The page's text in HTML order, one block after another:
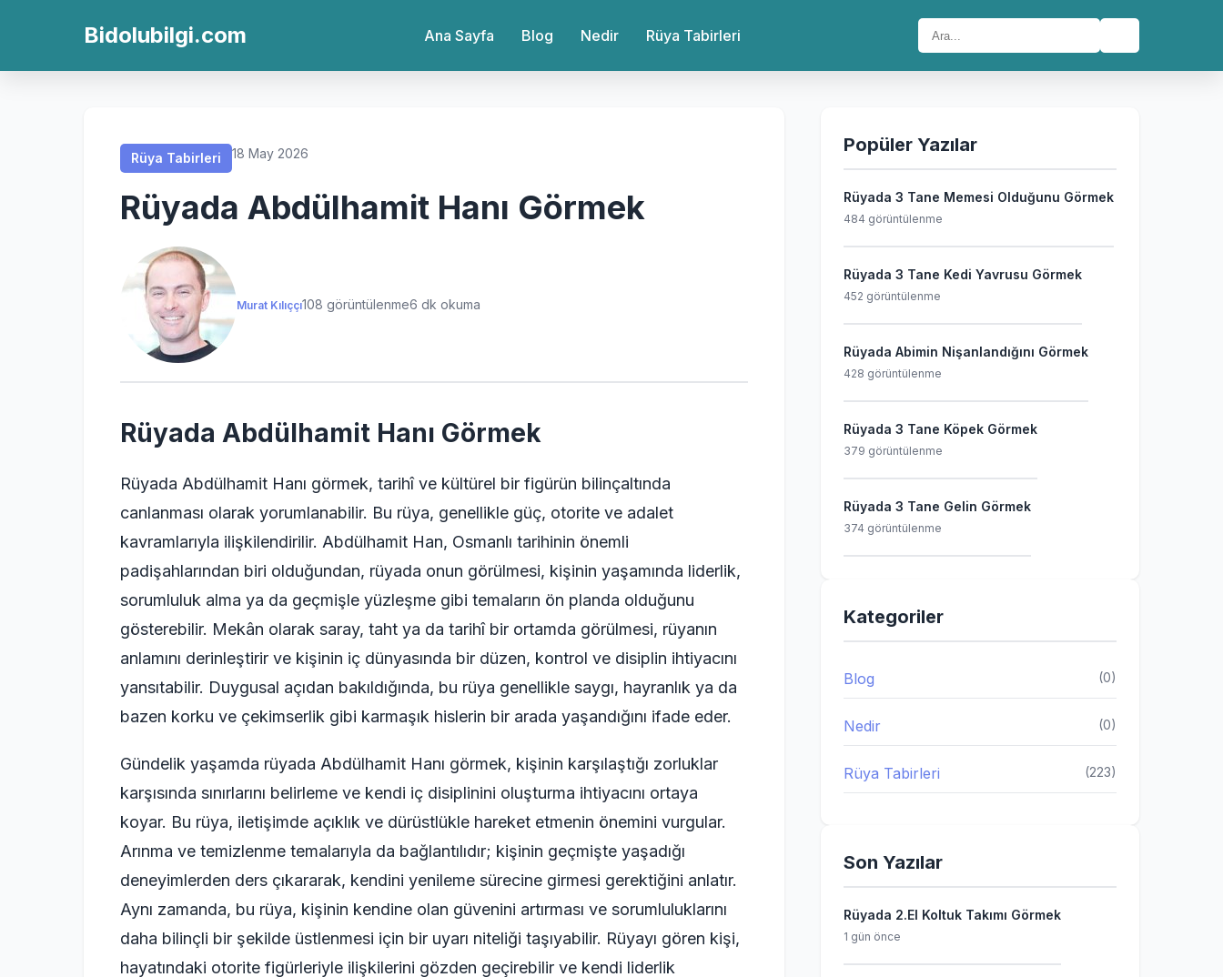
Bidolubilgi.com Ana Sayfa Blog Nedir Rüya Tabirleri
Rüya Tabirleri 18 May 2026
Rüyada Abdülhamit Hanı Görmek
Murat Kılıççı108 görüntülenme6 dk okuma
Rüyada Abdülhamit Hanı Görmek
Rüyada Abdülhamit Hanı görmek, tarihî ve kültürel bir figürün bilinçaltında
canlanması olarak yorumlanabilir. Bu rüya, genellikle güç, otorite ve adalet
kavramlarıyla ilişkilendirilir. Abdülhamit Han, Osmanlı tarihinin önemli
padişahlarından biri olduğundan, rüyada onun görülmesi, kişinin yaşamında liderlik,
sorumluluk alma ya da geçmişle yüzleşme gibi temaların ön planda olduğunu
gösterebilir. Mekân olarak saray, taht ya da tarihî bir ortamda görülmesi, rüyanın
anlamını derinleştirir ve kişinin iç dünyasında bir düzen, kontrol ve disiplin ihtiyacını
yansıtabilir. Duygusal açıdan bakıldığında, bu rüya genellikle saygı, hayranlık ya da
bazen korku ve çekimserlik gibi karmaşık hislerin bir arada yaşandığını ifade eder.
Gündelik yaşamda rüyada Abdülhamit Hanı görmek, kişinin karşılaştığı zorluklar
karşısında sınırlarını belirleme ve kendi iç disiplinini oluşturma ihtiyacını ortaya
koyar. Bu rüya, iletişimde açıklık ve dürüstlükle hareket etmenin önemini vurgular.
Arınma ve temizlenme temalarıyla da bağlantılıdır; kişinin geçmişte yaşadığı
deneyimlerden ders çıkararak, kendini yenileme sürecine girmesi gerektiğini anlatır.
Aynı zamanda, bu rüya, kişinin kendine olan güvenini artırması ve sorumluluklarını
daha bilinçli bir şekilde üstlenmesi için bir uyarı niteliği taşıyabilir. Rüyayı gören kişi,
hayatındaki otorite figürleriyle ilişkilerini gözden geçirebilir ve kendi liderlik
Rüya Tabirleri
Rüya Tabirleri
Rüya Tabirleri
Rüya Tabirleri
Popüler Yazılar
Rüyada 3 Tane Memesi Olduğunu Görmek
484 görüntülenme
Rüyada 3 Tane Kedi Yavrusu Görmek
452 görüntülenme
Rüyada Abimin Nişanlandığını Görmek
428 görüntülenme
Rüyada 3 Tane Köpek Görmek
379 görüntülenme
Rüyada 3 Tane Gelin Görmek
374 görüntülenme
Kategoriler
Blog (0)
Nedir (0)
Rüya Tabirleri (223)
Son Yazılar
Rüyada 2.El Koltuk Takımı Görmek
1 gün önce